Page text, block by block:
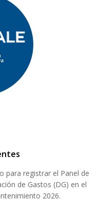
para registrar el Panel de
de Gastos (DG) en el
2026.